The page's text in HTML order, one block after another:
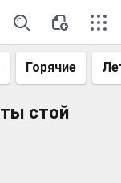
Горячие
стой